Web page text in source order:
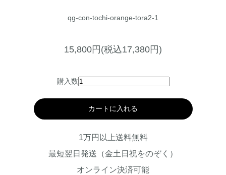
qg-con-tochi-orange-tora2-1
15,800円(税込17,380円)
購入数
カートに入れる
1万円以上送料無料
最短翌日発送（金土日祝をのぞく）
オンライン決済可能